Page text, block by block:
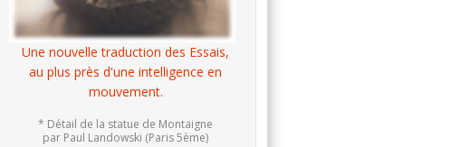
Une nouvelle traduction des Essais,
au plus près d'une intelligence en
mouvement.
* Détail de la statue de Montaigne
par Paul Landowski (Paris 5ème)